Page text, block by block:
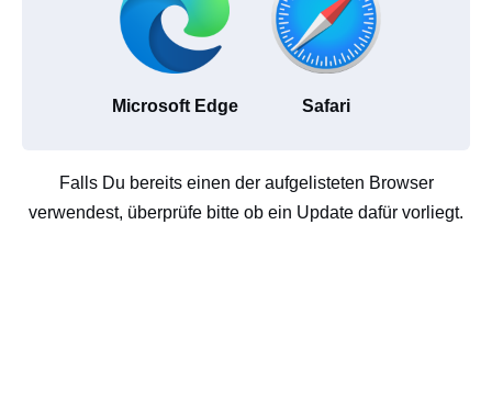
Microsoft Edge Safari
Falls Du bereits einen der aufgelisteten Browser
verwendest, überprüfe bitte ob ein Update dafür vorliegt.